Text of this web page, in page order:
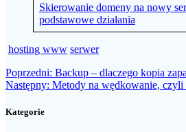
Skierowanie domeny na nowy
podstawowe działania
hosting www serwer
Nawigacja
wpisu
Poprzedni: Poprzedni
wpis:
Backup – dlaczego kopia
Następny: Następny
Metody na wędkowanie, czyli
Kategorie